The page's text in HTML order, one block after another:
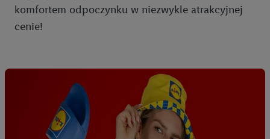
komfortem odpoczynku w niezwykle atrakcyjnej
cenie!